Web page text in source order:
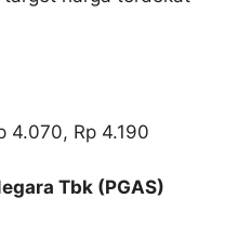
4.070, Rp 4.190
Tbk (PGAS)